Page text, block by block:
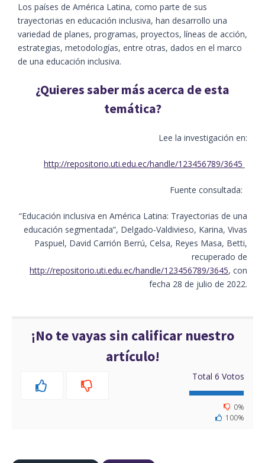
Los países de América Latina, como parte de sus
trayectorias en educación inclusiva, han desarrollo una
variedad de planes, programas, proyectos, líneas de acción,
estrategias, metodologías, entre otras, dados en el marco
de una educación inclusiva.
¿Quieres saber más acerca de esta
temática?
Lee la investigación en:
http://repositorio.uti.edu.ec/handle/123456789/3645
Fuente consultada:
“Educación inclusiva en América Latina: Trayectorias de una
educación segmentada”, Delgado-Valdivieso, Karina, Vivas
Paspuel, David Carrión Berrú, Celsa, Reyes Masa, Betti,
recuperado de
http://repositorio.uti.edu.ec/handle/123456789/3645, con
fecha 28 de julio de 2022.
¡No te vayas sin calificar nuestro
artículo!
Total 6 Votos
0%
100%